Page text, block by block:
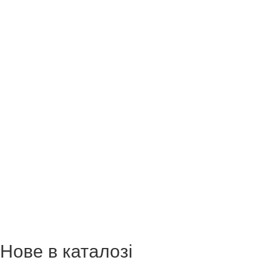
Нове в каталозі